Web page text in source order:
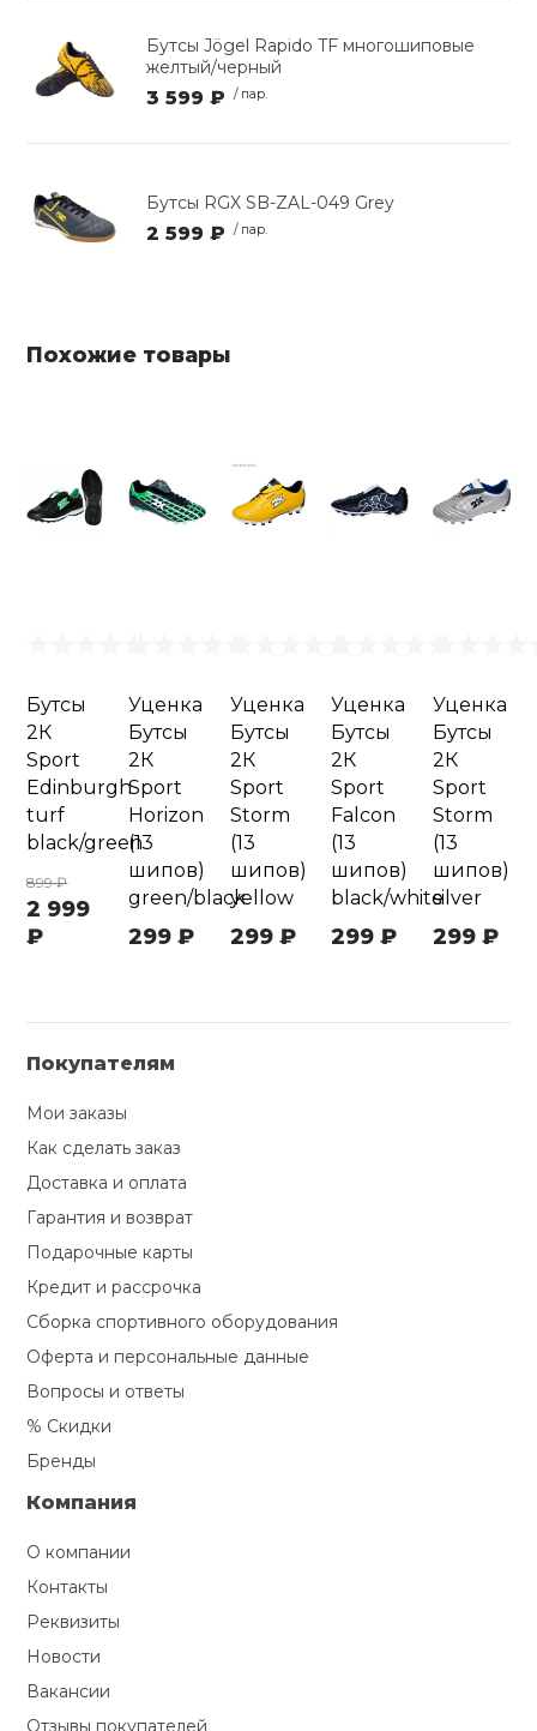
Бутсы Jögel Rapido TF многошиповые
желтый/черный
3 599 ₽ / пар.
Бутсы RGX SB-ZAL-049 Grey
2 599 ₽ / пар.
Похожие товары
Бутсы
2К
Sport
Edinburgh
turf
black/green
899 ₽
2 999
₽
Уценка
Бутсы
2К
Sport
Horizon
(13
шипов)
green/black
299 ₽
Уценка
Бутсы
2К
Sport
Storm
(13
шипов)
yellow
299 ₽
Уценка
Бутсы
2К
Sport
Falcon
(13
шипов)
black/white
299 ₽
Уценка
Бутсы
2К
Sport
Storm
(13
шипов)
silver
299 ₽
Покупателям
Мои заказы
Как сделать заказ
Доставка и оплата
Гарантия и возврат
Подарочные карты
Кредит и рассрочка
Сборка спортивного оборудования
Оферта и персональные данные
Вопросы и ответы
% Скидки
Бренды
Компания
О компании
Контакты
Реквизиты
Новости
Вакансии